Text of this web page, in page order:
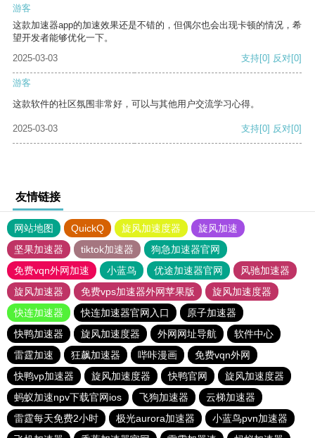
游客
这款加速器app的加速效果还是不错的，但偶尔也会出现卡顿的情况，希
望开发者能够优化一下。
2025-03-03
支持[0] 反对[0]
游客
这款软件的社区氛围非常好，可以与其他用户交流学习心得。
2025-03-03 支持[0] 反对[0]
友情链接
网站地图 QuickQ 旋风加速度器
旋风加速
坚果加速器
tiktok加速器
狗急加速器官网
免费vqn外网加速
小蓝鸟 优途加速器官网
风驰加速器
旋风加速器
免费vps加速器外网苹果版
旋风加速度器
快连加速器
快连加速器官网入口
原子加速器
快鸭加速器
旋风加速度器 外网网址导航
软件中心
雷霆加速
狂飙加速器 哔咔漫画
免费vqn外网
快鸭vp加速器
旋风加速度器 快鸭官网
旋风加速度器
蚂蚁加速npv下载官网ios
飞狗加速器
云梯加速器
雷霆每天免费2小时
极光aurora加速器
小蓝鸟pvn加速器